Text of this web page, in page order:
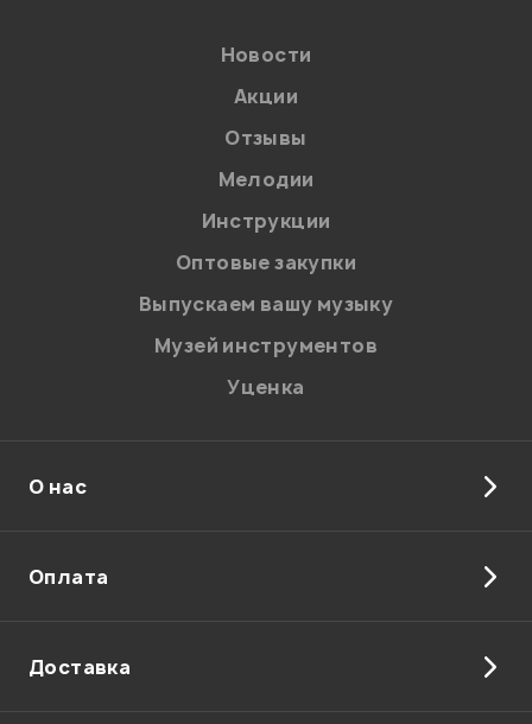
на обработку персональных данных в
Политикой в отношении обработки
персональных данных.
Введите проверочное число:
Отправить
Новости
Акции
Отзывы
Мелодии
Инструкции
Оптовые закупки
Выпускаем вашу музыку
Музей инструментов
Уценка
О нас
Оплата
Доставка